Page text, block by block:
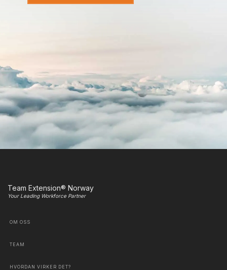
Team Extension® Norway
Your Leading Workforce Partner
OM OSS
TEAM
HVORDAN VIRKER DET?